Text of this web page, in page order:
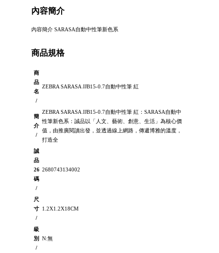
內容簡介
內容簡介 SARASA自動中性筆新色系
商品規格
商
品
名
/
ZEBRA SARASA JJB15-0.7自動中性筆 紅
簡
介
/
ZEBRA SARASA JJB15-0.7自動中性筆 紅：SARASA自動中
性筆新色系：誠品以「人文、藝術、創意、生活」為核心價
值，由推廣閱讀出發，並透過線上網路，傳遞博雅的溫度，
打造全
誠
品
26
碼
/
2680743134002
尺
寸
/
1.2X1.2X18CM
級
別
/
N:無